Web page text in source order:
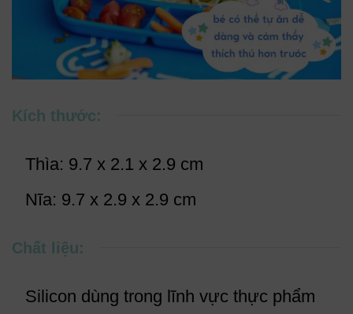
Kích thước:
Thìa: 9.7 x 2.1 x 2.9 cm
Nĩa: 9.7 x 2.9 x 2.9 cm
Chất liệu:
Silicon dùng trong lĩnh vực thực phẩm